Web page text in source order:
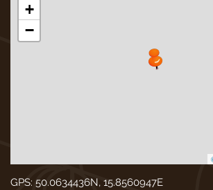
+
−
GPS: 50.0634436N, 15.8560947E